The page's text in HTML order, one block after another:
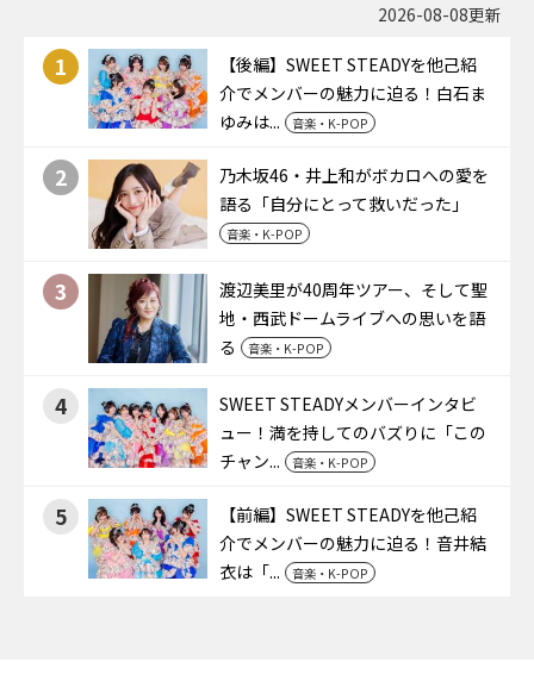
2026-08-08更新
1
【後編】SWEET STEADYを他己紹
介でメンバーの魅力に迫る！白石ま
ゆみは...
音楽・K-POP
2
乃木坂46・井上和がボカロへの愛を
語る「自分にとって救いだった」
音楽・K-POP
3
渡辺美里が40周年ツアー、そして聖
地・西武ドームライブへの思いを語
る
音楽・K-POP
4
SWEET STEADYメンバーインタビ
ュー！満を持してのバズりに「この
チャン...
音楽・K-POP
5
【前編】SWEET STEADYを他己紹
介でメンバーの魅力に迫る！音井結
衣は「...
音楽・K-POP